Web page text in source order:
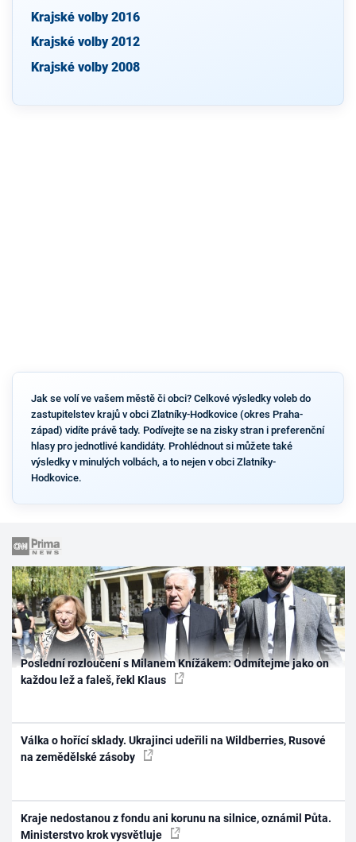
Krajské volby 2016
Krajské volby 2012
Krajské volby 2008
Jak se volí ve vašem městě či obci? Celkové výsledky voleb do
zastupitelstev krajů v obci Zlatníky-Hodkovice (okres Praha-
západ) vidíte právě tady. Podívejte se na zisky stran i preferenční
hlasy pro jednotlivé kandidáty. Prohlédnout si můžete také
výsledky v minulých volbách, a to nejen v obci Zlatníky-
Hodkovice.
Poslední rozloučení s Milanem Knížákem: Odmítejme jako on
každou lež a faleš, řekl Klaus
Válka o hořící sklady. Ukrajinci udeřili na Wildberries, Rusové
na zemědělské zásoby
Kraje nedostanou z fondu ani korunu na silnice, oznámil Půta.
Ministerstvo krok vysvětluje